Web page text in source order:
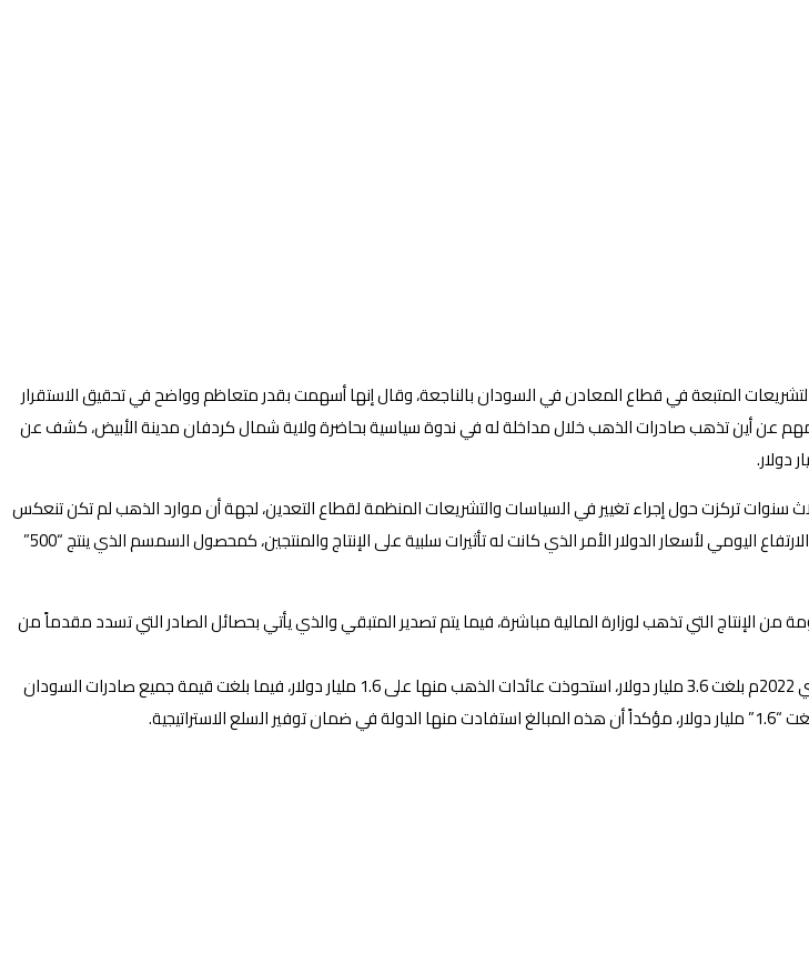
المتبعة في قطاع المعادن في السودان بالناجعة، وقال إنها أسهمت بقدر متعاظم وواضح في تحقيق الاستقرار
عن أين تذهب صادرات الذهب خلال مداخلة له في ندوة سياسية بحاضرة ولاية شمال كردفان مدينة الأبيض، كشف عن
سنوات تركزت حول إجراء تغيير في السياسات والتشريعات المنظمة لقطاع التعدين، لجهة أن موارد الذهب لم تكن تنعكس
على حياة الناس، مع وجود انفلات واضح في أسعار الصرف، وتمدد السوق الأسود للعملات، بالإضافة إلى الارتفاع اليومي لأسعار الدولار الأمر الذي كانت له تأثيرات سلبية على الإنتاج والمنتجين، كمحصول السمسم الذي ينتج “500”
الإنتاج التي تذهب لوزارة المالية مباشرة، فيما يتم تصدير المتبقي والذي يأتي بحصائل الصادر التي تسدد مقدماً من
وقال المدير العام للشركة السودانية للموارد المعدنية المحدودة إن صادرات السودان في العام المنقضي 2022م بلغت 3.6 مليار دولار، استحوذت عائدات الذهب منها على 1.6 مليار دولار، فيما بلغت قيمة جميع صادرات السودان